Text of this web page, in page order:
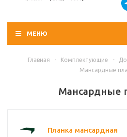
МЕНЮ
Главная - Комплектующие -
Мансардные
Мансардные
Планка мансардная